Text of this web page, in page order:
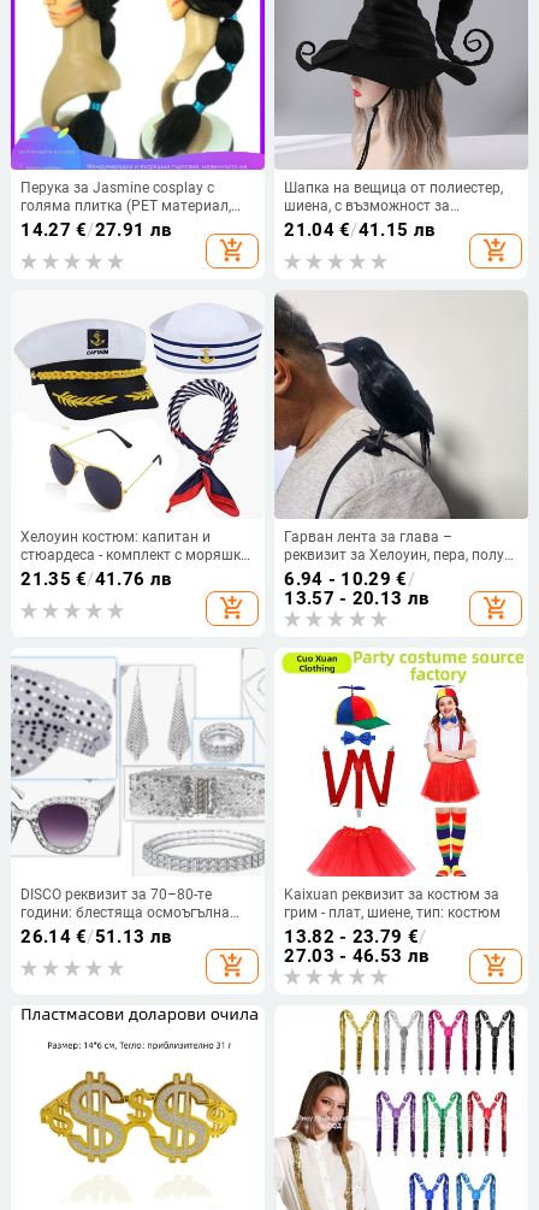
Перука за Jasmine cosplay с
голяма плитка (PET материал,
пришиване, персонализирана
обработка, лицензиран частен
етикет)
14.27 €/27.91 лв
add_shopping_cart
Шапка на вещица от полиестер,
шиена, с възможност за
персонализиране, реквизит за
костюм
21.04€/41.15 лв
add_shopping_cart
Хелоуин костюм: капитан и
стюардеса - комплект с моряшка
шапка, копринен шал, капитанска
шапка и слънчеви очила
21.35 €/41.76 лв
add_shopping_cart
Гарван лента за глава –
реквизит за Хелоуин, пера, полу
ръчна и полу механична
изработка, реквизит за грим и
костюм
6.94 - 10.29 €/
13.57 - 20.13 лв
add_shopping_cart
DISCO реквизит за 70–80-те
години: блестяща осмоъгълна
шапка с пайети, очила и
геометрични обеци от
алуминиева сплав, комплект A5
26.14€/51.13 лв
add_shopping_cart
Kaixuan реквизит за костюм за
грим - плат, шиене, тип: костюм
13.82 - 23.79 €/
27.03 - 46.53 лв
add_shopping_cart